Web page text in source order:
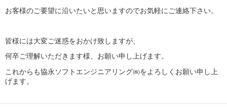
お客様のご要望に沿いたいと思いますのでお気軽にご連絡下さい。
皆様には大変ご迷惑をおかけ致しますが、
何卒ご理解いただきます様、お願い申し上げます。
これからも協永ソフトエンジニアリング㈱をよろしくお願い申し上
げます。